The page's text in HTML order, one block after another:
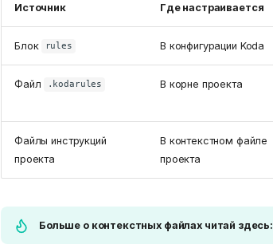
Источник Где настраивается
Блок rules В конфигурации Koda
Файл .kodarules В корне проекта
Файлы инструкций
проекта
В контекстном файле
проекта
Больше о контекстных файлах читай здесь: